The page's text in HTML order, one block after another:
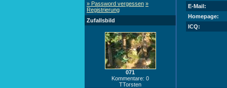
» Password vergessen »
Registrierung
Zufallsbild
071
Kommentare: 0
TTorsten
E-Mail:
Homepage:
ICQ: